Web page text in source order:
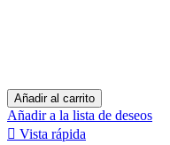
Añadir al carrito
Añadir a la lista de deseos
 Vista rápida